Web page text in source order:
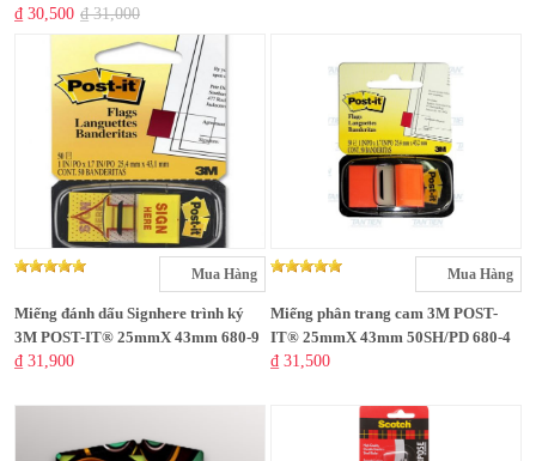
₫ 30,500 ₫ 31,000
Mua Hàng
Miếng đánh dấu Signhere trình ký
3M POST-IT® 25mmX 43mm 680-9
₫ 31,900
Mua Hàng
Miếng phân trang cam 3M POST-
IT® 25mmX 43mm 50SH/PD 680-4
₫ 31,500